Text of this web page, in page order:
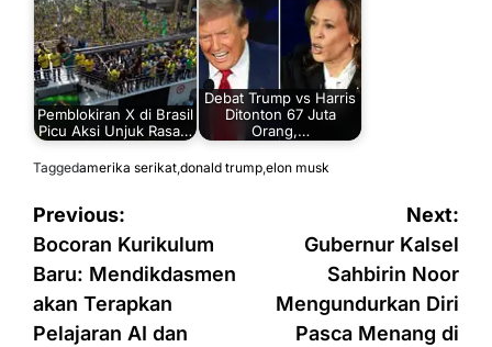
Pemblokiran X di Brasil
Picu Aksi Unjuk Rasa…
Debat Trump vs Harris
Ditonton 67 Juta
Orang,…
Taggedamerika serikat,donald trump,elon musk
Navigasi
pos
Previous:
Bocoran Kurikulum
Baru: Mendikdasmen
akan Terapkan
Pelajaran AI dan
Next:
Gubernur Kalsel
Sahbirin Noor
Mengundurkan Diri
Pasca Menang di